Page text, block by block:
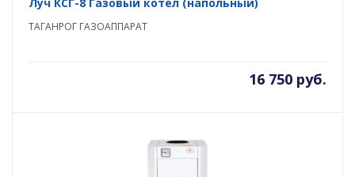
ТАГАНРОГ ГАЗОАППАРАТ
16 750 руб.